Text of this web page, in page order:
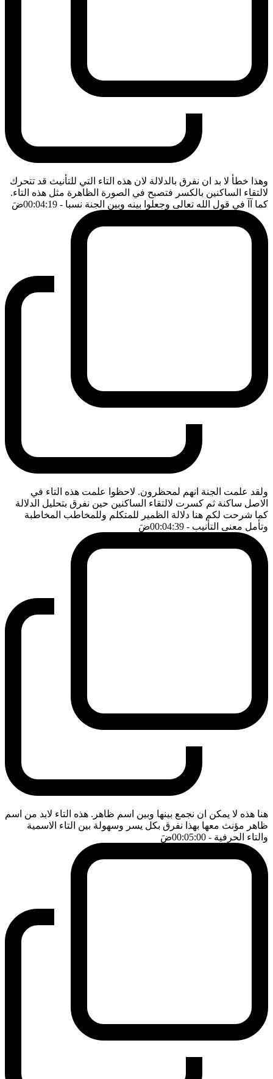
وهذا خطأ لا بد ان نفرق بالدلالة لان هذه التاء التي للتأنيث قد تتحرك
لالتقاء الساكنين بالكسر فتصبح في الصورة الظاهرة مثل هذه التاء.
كما آآ في قول الله تعالى وجعلوا بينه وبين الجنة نسبا - 00:04:19 ضَ
ولقد علمت الجنة انهم لمحظرون. لاحظوا علمت هذه التاء في
الاصل ساكنة ثم كسرت لالتقاء الساكنين حين نفرق بتحليل الدلالة
كما شرحت لكم هنا دلالة الظمير للمتكلم وللمخاطب المخاطبة
وتأمل معنى التأنيب - 00:04:39 ضَ
هنا هذه لا يمكن ان نجمع بينها وبين اسم ظاهر. هذه التاء لابد من اسم
ظاهر مؤنث معها بهذا نفرق بكل يسر وسهولة بين التاء الاسمية
والتاء الحرفية - 00:05:00 ضَ